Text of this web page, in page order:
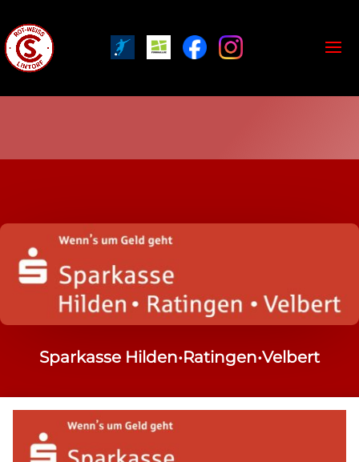
Sparkasse Hilden•Ratingen•Velbert